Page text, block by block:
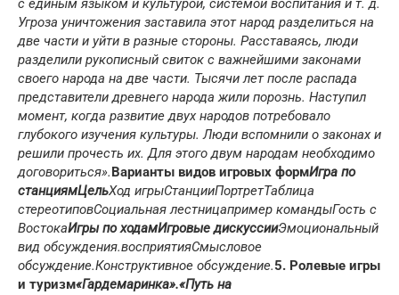
с единым языком и культурой, системой воспитания и т. д.
Угроза уничтожения заставила этот народ разделиться на
две части и уйти в разные стороны. Расставаясь, люди
разделили рукописный свиток с важнейшими законами
своего народа на две части. Тысячи лет после распада
представители древнего народа жили порознь. Наступил
момент, когда развитие двух народов потребовало
глубокого изучения культуры. Люди вспомнили о законах и
решили прочесть их. Для этого двум народам необходимо
договориться».Варианты видов игровых формИгра по
станциямЦельХод игрыСтанцииПортретТаблица
стереотиповСоциальная лестницапример командыГость с
ВостокаИгры по ходамИгровые дискуссииЭмоциональный
вид обсуждения.восприятияСмысловое
обсуждение.Конструктивное обсуждение.5. Ролевые игры
и туризм«Гардемаринка».«Путь на